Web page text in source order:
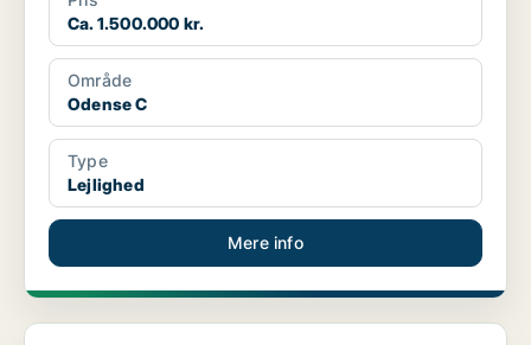
Ca. 1.500.000 kr.
Område
Odense C
Type
Lejlighed
Mere info
Lejlighed i Odense C